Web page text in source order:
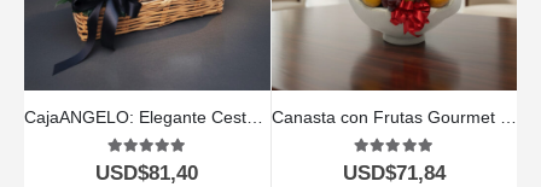
CajaANGELO: Elegante Cesta con Rosas Rojas, Vino y Chocolates 🍷
5.00out of 5
USD$81,40
Canasta con Frutas Gourmet 🍎🍇✨ | Frescura Natural y Sabor Exquisito
5.00out of 5
USD$71,84